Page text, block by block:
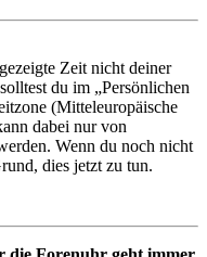
Zeit nicht deiner
du im „Persönlichen
(Mitteleuropäische
dabei nur von
Wenn du noch nicht
dies jetzt zu tun.